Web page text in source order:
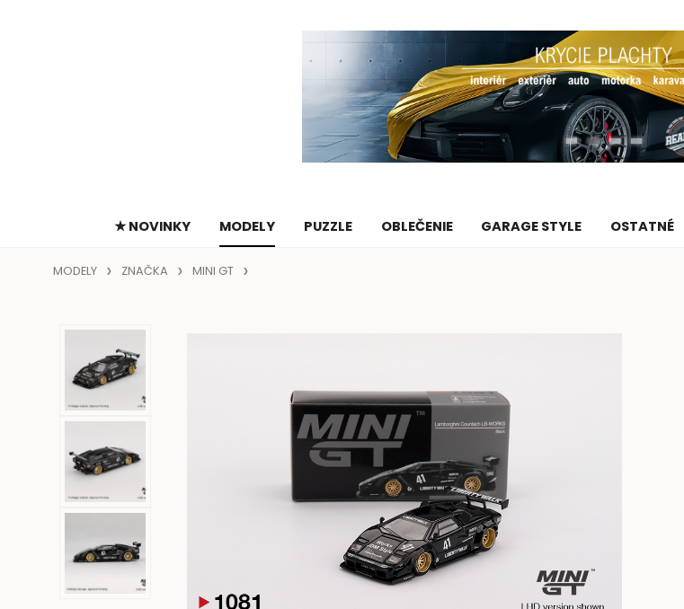
★ NOVINKY MODELY PUZZLE OBLEČENIE GARAGE STYLE OSTATNÉ
MODELY ZNAČKA MINI GT